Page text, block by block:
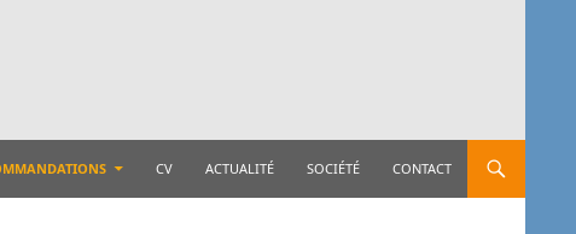
CV ACTUALITÉ SOCIÉTÉ CONTACT